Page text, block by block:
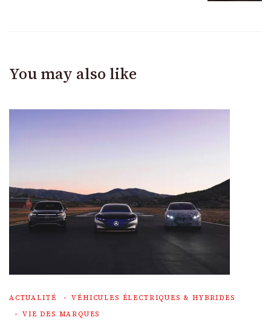
You may also like
ACTUALITÉ
VÉHICULES ÉLECTRIQUES & HYBRIDES
VIE DES MARQUES